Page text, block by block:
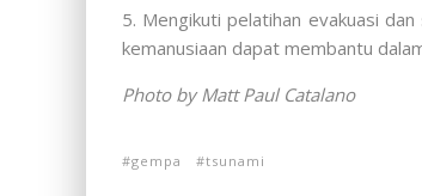
5. Mengikuti pelatihan evakuasi
kemanusiaan dapat membantu
Photo by Matt Paul Catalano
gempa tsunami